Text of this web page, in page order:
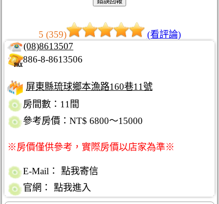
5 (359)
(看評論)
(08)8613507
886-8-8613506
屏東縣琉球鄉本漁路160巷11號
房間數：11間
參考房價：NT$ 6800～15000
※房價僅供參考，實際房價以店家為準※
E-Mail：
點我寄信
官網：
點我進入